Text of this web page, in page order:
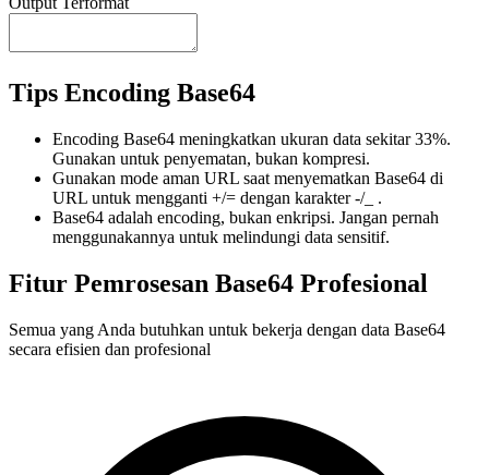
Tips Encoding Base64
Encoding Base64 meningkatkan ukuran data sekitar 33%.
Gunakan untuk penyematan, bukan kompresi.
Gunakan mode aman URL saat menyematkan Base64 di
URL untuk mengganti +/= dengan karakter -/_ .
Base64 adalah encoding, bukan enkripsi. Jangan pernah
menggunakannya untuk melindungi data sensitif.
Fitur Pemrosesan Base64 Profesional
Semua yang Anda butuhkan untuk bekerja dengan data Base64
secara efisien dan profesional